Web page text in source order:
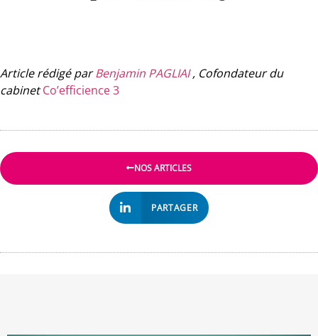
Article rédigé parBenjamin PAGLIAI, Cofondateur du
cabinetCo’efficience 3
NOS ARTICLES
PARTAGER